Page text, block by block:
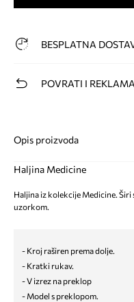
BESPLATNA
POVRATI I
Opis proizvoda
Haljina Medicine
Haljina iz kolekcije Medicine. Širi
uzorkom.
- Kroj raširen prema dolje.
- Kratki rukav.
- V izrez na preklop
- Model s preklopom.